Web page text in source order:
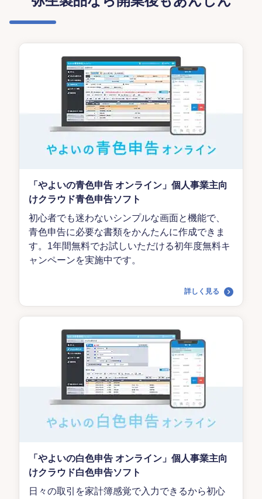
「やよいの青色申告 オンライン」個人事業主向
けクラウド青色申告ソフト
初心者でも迷わないシンプルな画面と機能で、
青色申告に必要な書類をかんたんに作成できま
す。1年間無料でお試しいただける初年度無料キ
ャンペーンを実施中です。
詳しく見る
「やよいの白色申告 オンライン」個人事業主向
けクラウド白色申告ソフト
日々の取引を家計簿感覚で入力できるから初心